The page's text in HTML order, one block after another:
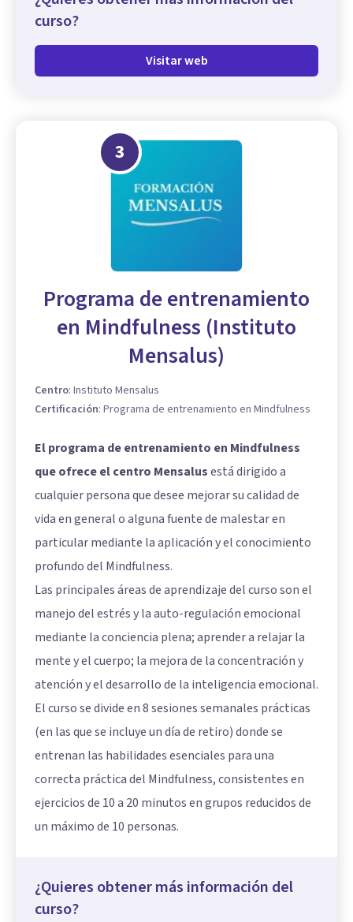
curso?
Visitar web
3
Programa de entrenamiento
en Mindfulness (Instituto
Mensalus)
Centro: Instituto Mensalus
Certificación: Programa de entrenamiento en Mindfulness
El programa de entrenamiento en Mindfulness
que ofrece el centro Mensalusestá dirigido a
cualquier persona que desee mejorar su calidad de
vida en general o alguna fuente de malestar en
particular mediante la aplicación y el conocimiento
profundo del Mindfulness.
Las principales áreas de aprendizaje del curso son el
manejo del estrés y la auto-regulación emocional
mediante la conciencia plena; aprender a relajar la
mente y el cuerpo; la mejora de la concentración y
atención y el desarrollo de la inteligencia emocional.
El curso se divide en 8 sesiones semanales prácticas
(en las que se incluye un día de retiro) donde se
entrenan las habilidades esenciales para una
correcta práctica del Mindfulness, consistentes en
ejercicios de 10 a 20 minutos en grupos reducidos de
un máximo de 10 personas.
¿Quieres obtener más información del
curso?